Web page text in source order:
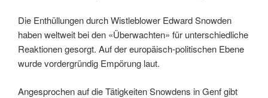
Die Enthüllungen durch Wistleblower Edward Snowden
haben weltweit bei den «Überwachten» für unterschiedliche
Reaktionen gesorgt. Auf der europäisch-politischen Ebene
wurde vordergründig Empörung laut.
Angesprochen auf die Tätigkeiten Snowdens in Genf gibt